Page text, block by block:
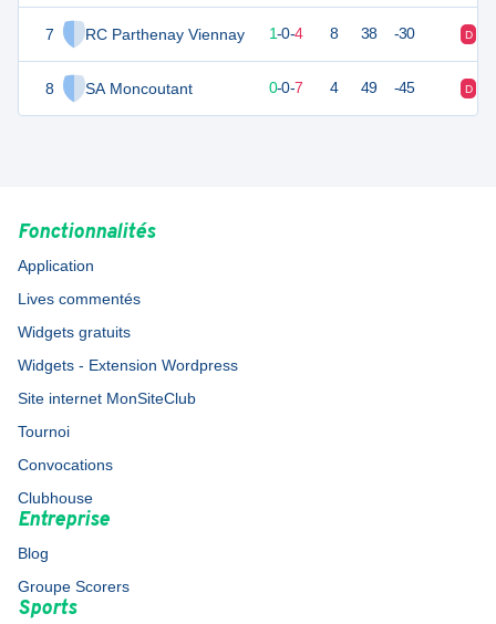
7 RC Parthenay Viennay
8 SA Moncoutant
1 7 1-0-4 8 38 -30 D
0-0-7 4 49 -45 D
Fonctionnalités
Application
Lives commentés
Widgets gratuits
Widgets - Extension Wordpress
Site internet MonSiteClub
Tournoi
Convocations
Clubhouse
Entreprise
Blog
Groupe Scorers
Sports